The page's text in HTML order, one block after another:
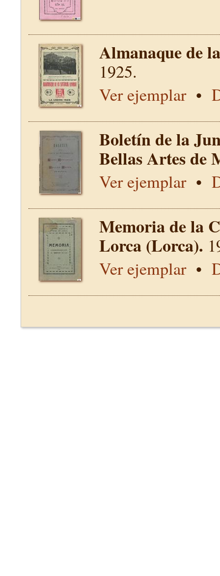
Almanaque de
1925.
Ver ejemplar•
Boletín de la
Bellas Artes
Ver ejemplar•
Memoria de la
Lorca (Lorca).
Ver ejemplar•